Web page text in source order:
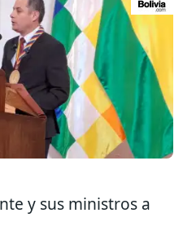
y sus ministros a